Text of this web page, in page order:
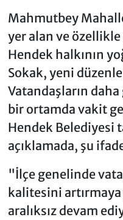
Mahmutbey
yer alan ve özellikle
Hendek halkının
Sokak, yeni
Vatandaşların
bir ortamda vakit
Hendek Belediyesi
açıklamada, şu
"İlçe genelinde
kalitesini artırmaya
aralıksız devam